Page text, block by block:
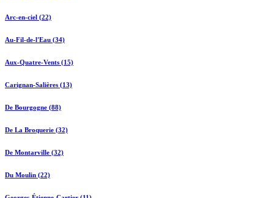
Arc-en-ciel (22)
Au-Fil-de-l'Eau (34)
Aux-Quatre-Vents (15)
Carignan-Salières (13)
De Bourgogne (88)
De La Broquerie (32)
De Montarville (32)
Du Moulin (22)